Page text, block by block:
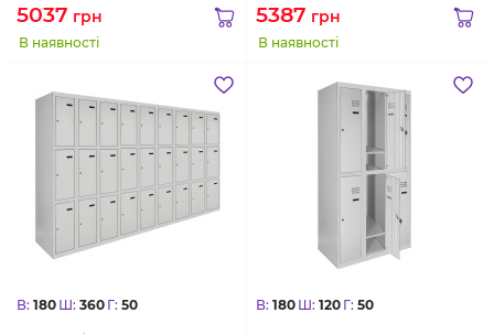
5037 грн
В наявності
5387 грн
В наявності
В: 180 Ш: 360 Г: 50 В: 180 Ш: 120 Г: 50